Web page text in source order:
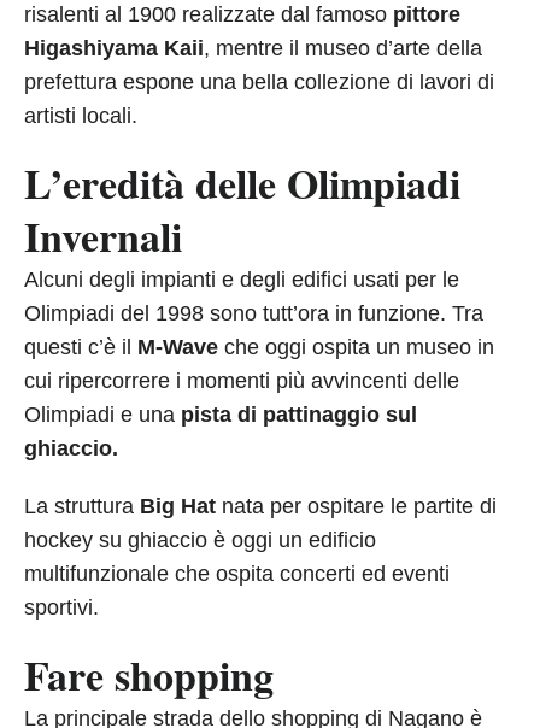
risalenti al 1900 realizzate dal famoso pittore
Higashiyama Kaii, mentre il museo d’arte della
prefettura espone una bella collezione di lavori di
artisti locali.
L’eredità delle Olimpiadi
Invernali
Alcuni degli impianti e degli edifici usati per le
Olimpiadi del 1998 sono tutt’ora in funzione. Tra
questi c’è il M-Wave che oggi ospita un museo in
cui ripercorrere i momenti più avvincenti delle
Olimpiadi e una pista di pattinaggio sul
ghiaccio.
La struttura Big Hat nata per ospitare le partite di
hockey su ghiaccio è oggi un edificio
multifunzionale che ospita concerti ed eventi
sportivi.
Fare shopping
La principale strada dello shopping di Nagano è